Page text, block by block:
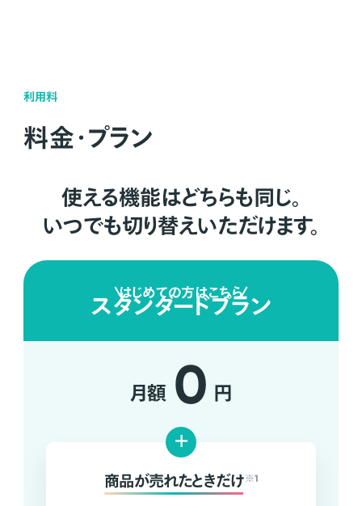
利用料
料金・プラン
使える機能はどちらも同じ。
いつでも切り替えいただけます。
はじめての方はこちら
スタンダードプラン
月額 0 円
+
商品が売れたときだけ ※1